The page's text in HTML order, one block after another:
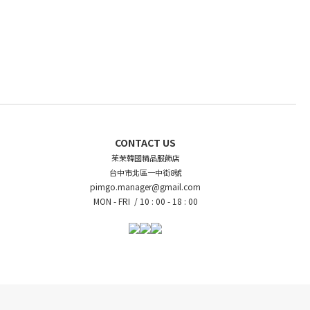
CONTACT US
茱茉韓國精品服飾店
台中市北區一中街8號
pimgo.manager@gmail.com
MON - FRI / 10 : 00 - 18 : 00